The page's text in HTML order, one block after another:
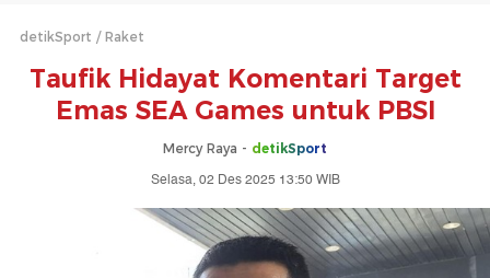
detikSport Raket
Taufik Hidayat Komentari Target
Emas SEA Games untuk PBSI
Mercy Raya - detikSport
Selasa, 02 Des 2025 13:50 WIB